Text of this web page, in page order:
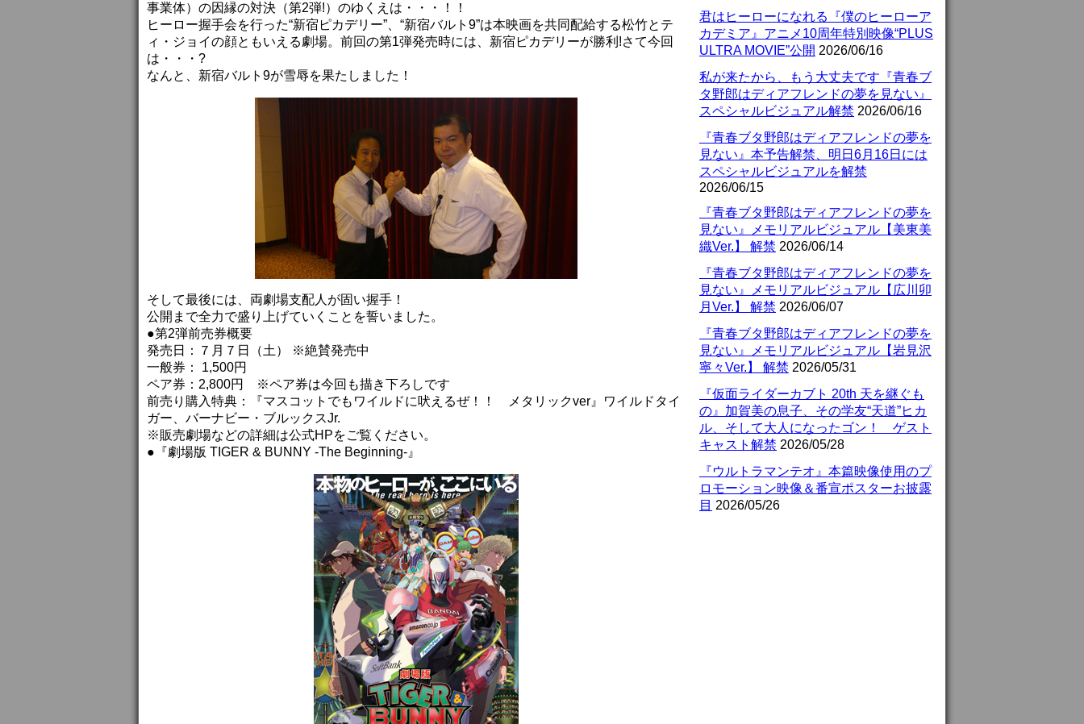
事業体）の因縁の対決（第2弾!）のゆくえは・・・！！
ヒーロー握手会を行った“新宿ピカデリー”、“新宿バルト9”は本映画を共同配給する松竹とテ
ィ・ジョイの顔ともいえる劇場。前回の第1弾発売時には、新宿ピカデリーが勝利!さて今回
は・・・?
なんと、新宿バルト9が雪辱を果たしました！
そして最後には、両劇場支配人が固い握手！
公開まで全力で盛り上げていくことを誓いました。
●第2弾前売券概要
発売日：７月７日（土） ※絶賛発売中
一般券： 1,500円
ペア券：2,800円 ※ペア券は今回も描き下ろしです
前売り購入特典：『マスコットでもワイルドに吠えるぜ！！ メタリックver』ワイルドタイ
ガー、バーナビー・ブルックスJr.
※販売劇場などの詳細は公式HPをご覧ください。
●『劇場版 TIGER & BUNNY -The Beginning-』
君はヒーローになれる『僕のヒーローア
カデミア』アニメ10周年特別映像“PLUS
ULTRA MOVIE”公開 2026/06/16
私が来たから、もう大丈夫です『青春ブ
タ野郎はディアフレンドの夢を見ない』
スペシャルビジュアル解禁 2026/06/16
『青春ブタ野郎はディアフレンドの夢を
見ない』本予告解禁、明日6月16日には
スペシャルビジュアルを解禁
2026/06/15
『青春ブタ野郎はディアフレンドの夢を
見ない』メモリアルビジュアル【美東美
織Ver.】 解禁 2026/06/14
『青春ブタ野郎はディアフレンドの夢を
見ない』メモリアルビジュアル【広川卯
月Ver.】 解禁 2026/06/07
『青春ブタ野郎はディアフレンドの夢を
見ない』メモリアルビジュアル【岩見沢
寧々Ver.】 解禁 2026/05/31
『仮面ライダーカブト 20th 天を継ぐも
の』加賀美の息子、その学友“天道”ヒカ
ル、そして大人になったゴン！ ゲスト
キャスト解禁 2026/05/28
『ウルトラマンテオ』本篇映像使用のプ
ロモーション映像＆番宣ポスターお披露
目 2026/05/26